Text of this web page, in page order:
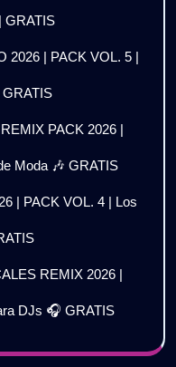
GRATIS
2026 | PACK VOL. 5 |
PACK 2026 |
Moda 🎶 GRATIS
| PACK VOL. 4 | Los
REMIX 2026 |
DJs 🎧 GRATIS